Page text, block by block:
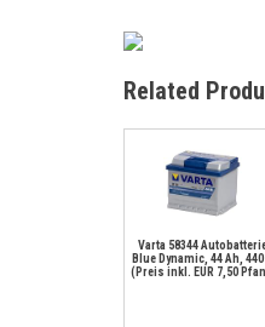
Related
Varta 58344
Blue Dynamic, 44 Ah, 440
(Preis inkl. EUR 7,50